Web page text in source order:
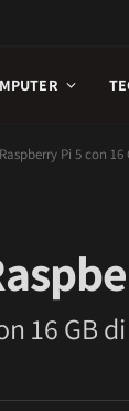
Pi 5 con 16
16 GB